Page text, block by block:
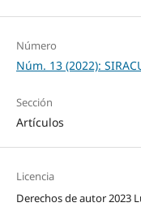
Número
Núm. 13 (2022):
Sección
Artículos
Licencia
Derechos de autor 2023